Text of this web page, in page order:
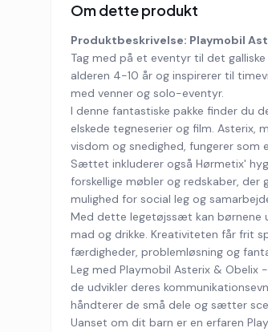
Om dette produkt
Produktbeskrivelse: Playmobil
Tag med på et eventyr til det
alderen 4-10 år og inspirerer til
med venner og solo-eventyr.
I denne fantastiske pakke finder du
elskede tegneserier og film. Asterix,
visdom og snedighed, fungerer
Sættet inkluderer også Hørmetix'
forskellige møbler og redskaber, der
mulighed for social leg og
Med dette legetøjssæt kan børnene
mad og drikke. Kreativiteten får frit
færdigheder, problemløsning og
Leg med Playmobil Asterix &
de udvikler deres
håndterer de små dele og sætter
Uanset om dit barn er en erfaren